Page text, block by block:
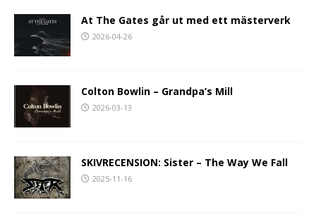
At The Gates går ut med ett mästerverk
2026-04-26
Colton Bowlin – Grandpa’s Mill
2026-03-13
SKIVRECENSION: Sister – The Way We Fall
2025-11-16